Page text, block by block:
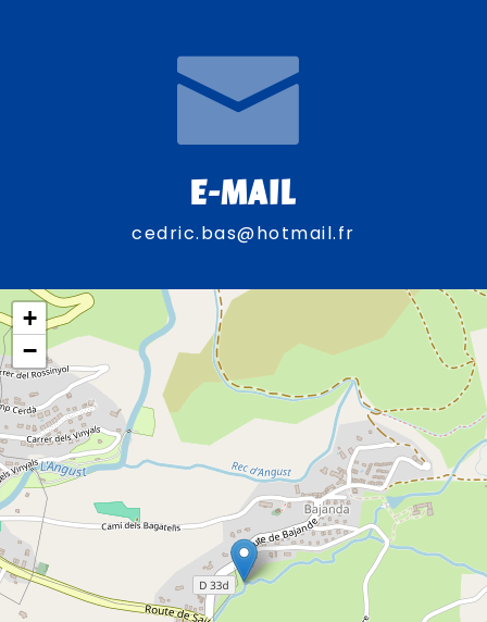
E-MAIL
cedric.bas@hotmail.fr
+
−